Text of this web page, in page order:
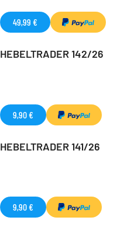
49,99 €
HEBELTRADER 142/26
9,90 €
HEBELTRADER 141/26
9,90 €